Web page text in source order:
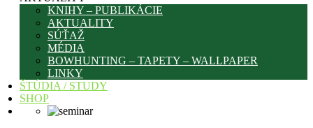
KNIHY – PUBLIKÁCIE
AKTUALITY
SÚŤAŽ
MÉDIA
BOWHUNTING – TAPETY – WALLPAPER
LINKY
ŠTÚDIA / STUDY
SHOP